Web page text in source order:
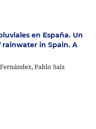
en España. Un
rainwater in Spain. A
Pablo Saiz